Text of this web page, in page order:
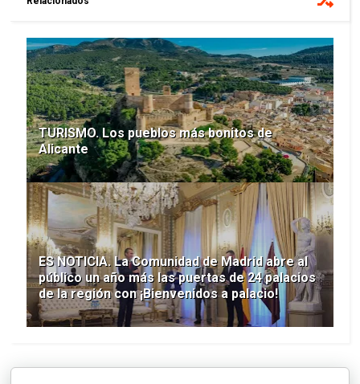
TURISMO. Los pueblos más bonitos de
Alicante
ES NOTICIA. La Comunidad de Madrid abre al
público un año más las puertas de 24 palacios
de la región con ¡Bienvenidos a palacio!